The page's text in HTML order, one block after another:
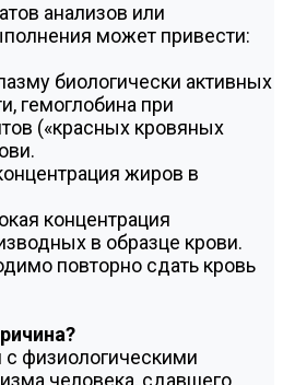
анализов или
может привести:
биологически активных
гемоглобина при
(«красных кровяных
жиров в
концентрация
в образце крови.
повторно сдать кровь
с физиологическими